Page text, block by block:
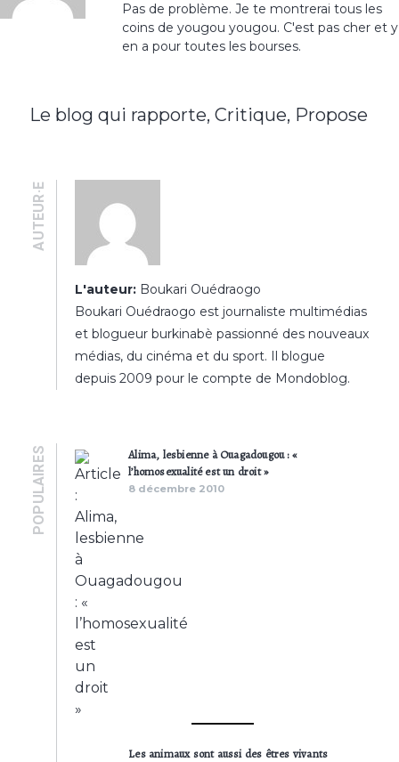
Pas de problème. Je te montrerai tous les
coins de yougou yougou. C'est pas cher et y
en a pour toutes les bourses.
Le blog qui rapporte, Critique, Propose
AUTEUR·E
L'auteur: Boukari Ouédraogo
Boukari Ouédraogo est journaliste multimédias
et blogueur burkinabè passionné des nouveaux
médias, du cinéma et du sport. Il blogue
depuis 2009 pour le compte de Mondoblog.
POPULAIRES
Alima, lesbienne à Ouagadougou : «
l’homosexualité est un droit »
8 décembre 2010
Les animaux sont aussi des êtres vivants